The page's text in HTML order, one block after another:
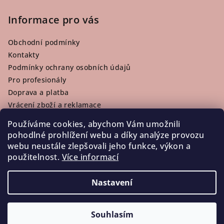
Používáme cookies, abychom Vám umožnili
pohodlné prohlížení webu a díky analýze provozu
webu neustále zlepšovali jeho funkce, výkon a
použitelnost. Více informací
Nastavení
Souhlasím
Informace pro vás
Obchodní podmínky
Kontakty
Podmínky ochrany osobních údajů
Pro profesionály
Doprava a platba
Vrácení zboží a reklamace
Facebook
Copyright 2026LaKosmetika. Všechna práva vyhrazena.